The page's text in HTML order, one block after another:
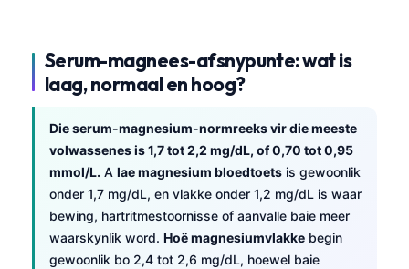
Serum-magnees-afsnypunte: wat is
laag, normaal en hoog?
Die serum-magnesium-normreeks vir die meeste
volwassenes is 1,7 tot 2,2 mg/dL, of 0,70 tot 0,95
mmol/L. A lae magnesium bloedtoets is gewoonlik
onder 1,7 mg/dL, en vlakke onder 1,2 mg/dL is waar
bewing, hartritmestoornisse of aanvalle baie meer
waarskynlik word. Hoë magnesiumvlakke begin
gewoonlik bo 2,4 tot 2,6 mg/dL, hoewel baie